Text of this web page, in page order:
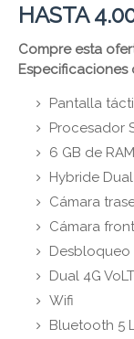
HASTA
Compre esta
Especificaciones
Pantalla
Procesador
6 GB de
Hybride Dual
Cámara
Cámara
Desbloqueo
Dual 4G
Wifi
Bluetooth 5